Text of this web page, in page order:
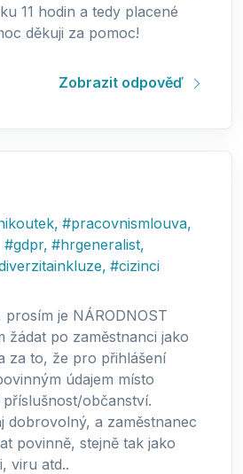
11 hodin a tedy placené
děkuji za pomoc!
Zobrazit odpověď
, #pracovnismlouva,
#gdpr, #hrgeneralist,
, #cizinci
je NÁRODNOST
žádat po zaměstnanci jako
za to, že pro přihlášení
údajem místo
občanství.
dobrovolný, a zaměstnanec
povinně, stejně tak jako
viru atd..